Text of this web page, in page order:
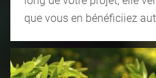
que vous en bénéficiiez